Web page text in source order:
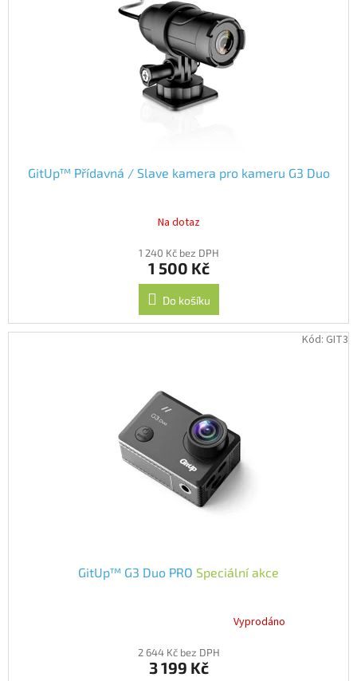
GitUp™ Přídavná / Slave kamera pro kameru G3 Duo
Na dotaz
1 240 Kč bez DPH
1 500 Kč
Do košíku
GitUp™ G3 Duo PRO Speciální akce
Vyprodáno
2 644 Kč bez DPH
3 199 Kč
Kód: GIT3